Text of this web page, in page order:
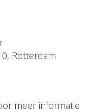
Rotterdam
meer informatie